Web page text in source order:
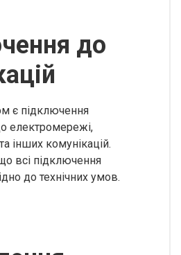
до
є підключення
електромережі,
інших комунікацій.
всі підключення
до технічних умов.